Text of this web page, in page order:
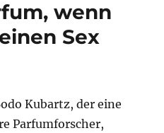
wenn
Sex
Kubartz, der eine
Parfumforscher,